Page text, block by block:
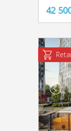
42